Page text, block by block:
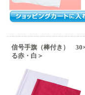
信号手旗（棒付き）
る赤・白＞